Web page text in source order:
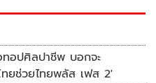
อปศิลปาชีพ บอกจะ
ยช่วยไทยพลัส เฟส 2'